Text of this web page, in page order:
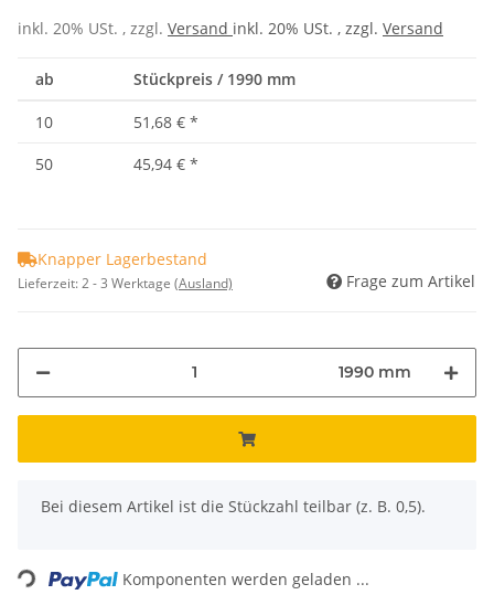
inkl. 20% USt. , zzgl. Versand inkl. 20% USt. , zzgl. Versand
ab Stückpreis / 1990 mm
10 51,68 € *
50
45,94 € *
Knapper Lagerbestand
Lieferzeit:2 - 3 Werktage (Ausland) Frage zum Artikel
1990 mm
x
Bei diesem Artikel ist die Stückzahl teilbar (z. B. 0,5).
Loading... Komponenten werden geladen ...